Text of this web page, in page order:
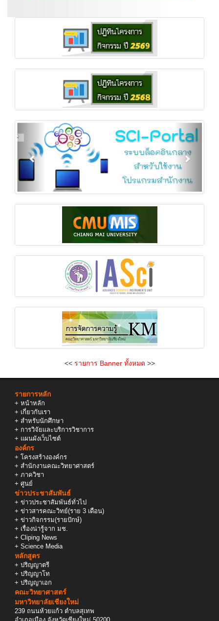
<< รายการ Banner ทั้งหมด >>
รายการหลัก
+ หน้าหลัก
+ เกี่ยวกับเรา
+ สำหรับนักศึกษา
+ การวิจัยและบริการวิชาการ
+ แผนผังเว็บไซต์
องค์กร
+ โครงสร้างองค์กร
+ สำนักงานคณะวิทยาศาสตร์
+ ภาควิชา
+ ศูนย์
ข่าวประชาสัมพันธ์
+ ข่าวประชาสัมพันธ์ทั่วไป
+ ข่าวสารคณะวิทย์(ราย 3 เดือน)
+ ข่าวกิจกรรม(รายปักษ์)
+ เรื่องน่ารู้จาก มช.
+ Cliping News
+ Science Media
หลักสูตร
+ ปริญญาตรี
+ ปริญญาโท
+ ปริญญาเอก
คณะวิทยาศาสตร์
มหาวิทยาลัยเชียงใหม่
239 ถนนห้วยแก้ว ตำบลสุเทพ